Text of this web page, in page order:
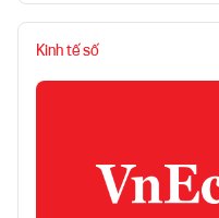
Kinh tế số